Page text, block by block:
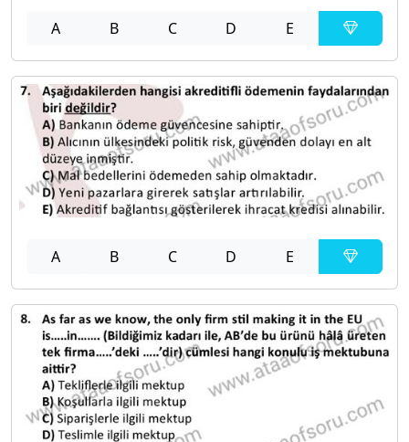
A B C D E
A B C D E